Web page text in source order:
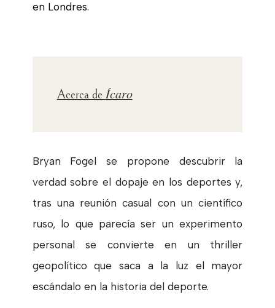
en Londres.
Acerca de Ícaro
Bryan Fogel se propone descubrir la
verdad sobre el dopaje en los deportes y,
tras una reunión casual con un científico
ruso, lo que parecía ser un experimento
personal se convierte en un thriller
geopolítico que saca a la luz el mayor
escándalo en la historia del deporte.